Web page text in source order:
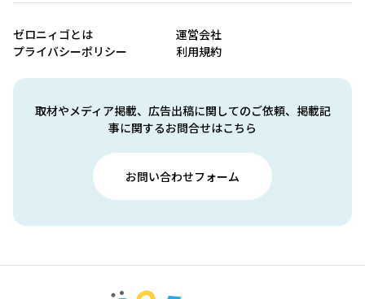
取材やメディア掲載、広告出稿に関してのご依頼、掲載記
事に関するお問合せはこちら
お問い合わせフォーム
ゼロニィゴとは
運営会社
プライバシーポリシー
利用規約